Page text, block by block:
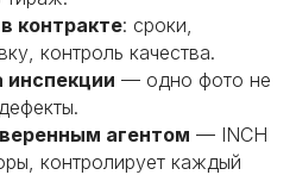
контракте: сроки,
контроль качества.
инспекции — одно фото не
агентом — INCH
контролирует каждый
пакет